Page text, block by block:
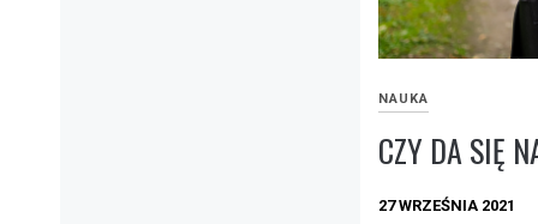
NAUKA
CZY DA SIĘ
27 WRZEŚNIA 2021